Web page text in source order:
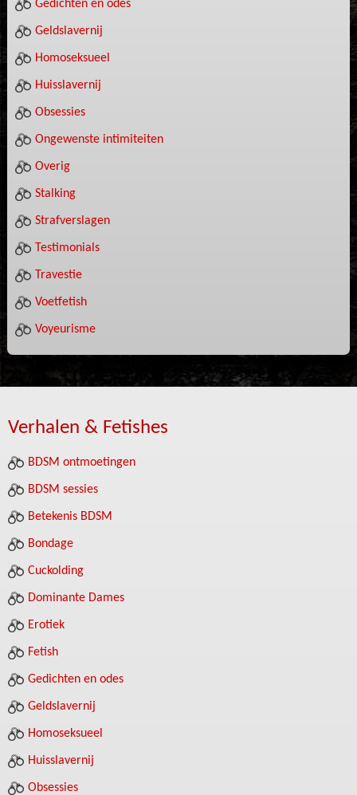
Gedichten en odes
Geldslavernij
Homoseksueel
Huisslavernij
Obsessies
Ongewenste intimiteiten
Overig
Stalking
Strafverslagen
Testimonials
Travestie
Voetfetish
Voyeurisme
Verhalen & Fetishes
BDSM ontmoetingen
BDSM sessies
Betekenis BDSM
Bondage
Cuckolding
Dominante Dames
Erotiek
Fetish
Gedichten en odes
Geldslavernij
Homoseksueel
Huisslavernij
Obsessies